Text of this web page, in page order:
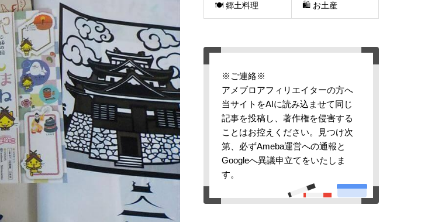
🍽 郷土料理 🛍 お土産
※ご連絡※
アメブロアフィリエイターの方へ
当サイトをAIに読み込ませて同じ
記事を投稿し、著作権を侵害する
ことはお控えください。見つけ次
第、必ずAmeba運営への通報と
Googleへ異議申立てをいたしま
す。